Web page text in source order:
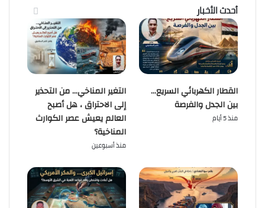
أحدث الأخبار
القطار الكهربائي السريع…
بين الجدل والفرصة
منذ 5 أيام
التغير المناخي… من التحذير
إلى الاحتراق ، هل أصبح
العالم يعيش عصر الكوارث
المناخية؟
منذ أسبوعين